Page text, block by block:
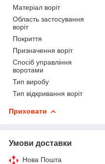
Матеріал воріт
Область застосування
воріт
Покриття
Призначення воріт
Спосіб управління
воротами
Тип виробу
Тип відкривання воріт
Приховати
Умови доставки
Нова Пошта